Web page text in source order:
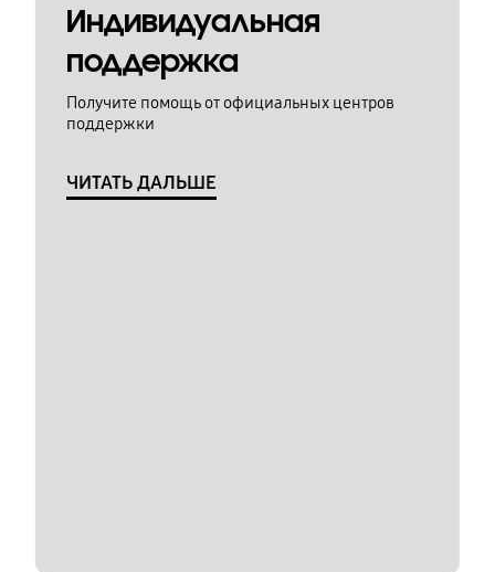
Индивидуальная
поддержка
Получите помощь от официальных центров
поддержки
ЧИТАТЬ ДАЛЬШЕ